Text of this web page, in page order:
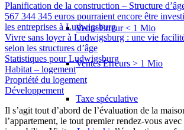
Vente Erreur < 1 Mio
Ventes Erreurs > 1 Mio
Taxe spéculative
Planification de la construction – Structure
567 344 345 euros pourraient encore être
les entreprises à Ludwigsburg
Vivre sans loyer à Ludwigsburg : une vie
selon les structures d’âge
Statistiques pour Ludwigsburg
Habitat – logement
Propriété du logement
Développement
Il s’agit tout d’abord de l’évaluation de la
l’appartement, le tout premier rendez-vous